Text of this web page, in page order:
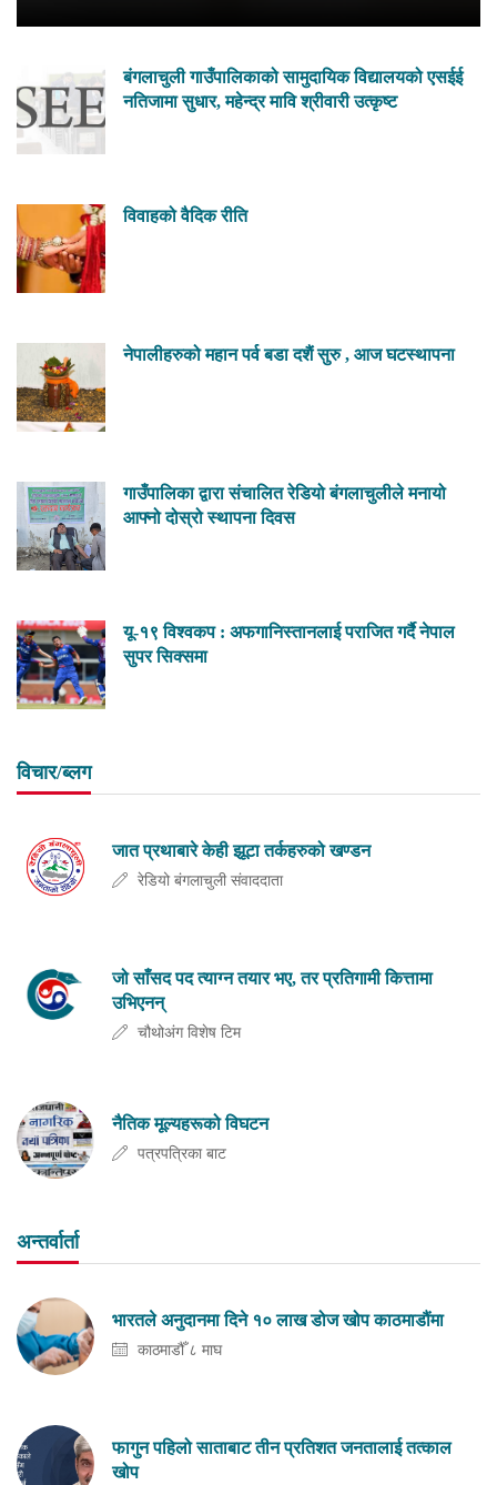
बंगलाचुली गाउँपालिकाको सामुदायिक विद्यालयको एसईई
नतिजामा सुधार, महेन्द्र मावि श्रीवारी उत्कृष्ट
विवाहको वैदिक रीति
नेपालीहरुको महान पर्व बडा दशैं सुरु , आज घटस्थापना
गाउँपालिका द्वारा संचालित रेडियो बंगलाचुलीले मनायो
आफ्नो दोस्रो स्थापना दिवस
यू-१९ विश्वकप : अफगानिस्तानलाई पराजित गर्दै नेपाल
सुपर सिक्समा
विचार/ब्लग
जात प्रथाबारे केही झूटा तर्कहरुको खण्डन
रेडियो बंगलाचुली संवाददाता
जो साँसद पद त्याग्न तयार भए, तर प्रतिगामी कित्तामा
उभिएनन्
चौथोअंग विशेष टिम
नैतिक मूल्यहरूको विघटन
पत्रपत्रिका बाट
अन्तर्वार्ता
भारतले अनुदानमा दिने १० लाख डोज खोप काठमाडौंमा
काठमाडौँ ८ माघ
फागुन पहिलो साताबाट तीन प्रतिशत जनतालाई तत्काल
खोप